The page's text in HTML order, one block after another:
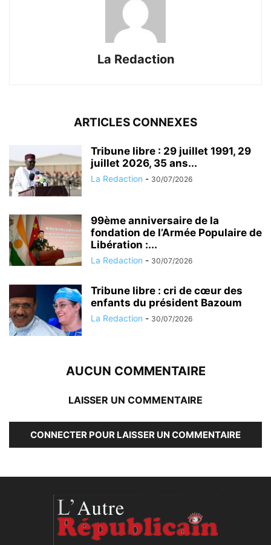
La Redaction
ARTICLES CONNEXES
Tribune libre : 29 juillet 1991, 29
juillet 2026, 35 ans...
La Redaction - 30/07/2026
99ème anniversaire de la
fondation de l’Armée Populaire de
Libération :...
La Redaction - 30/07/2026
Tribune libre : cri de cœur des
enfants du président Bazoum
La Redaction - 30/07/2026
AUCUN COMMENTAIRE
LAISSER UN COMMENTAIRE
CONNECTER POUR LAISSER UN COMMENTAIRE